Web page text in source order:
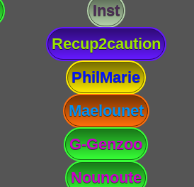
Inst
Recup2caution
PhilMarie
Maelounet
G-Genzoo
Nounoute